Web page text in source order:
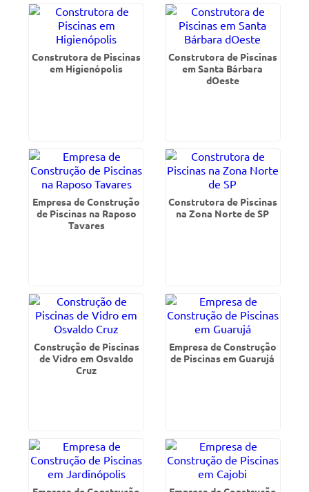
Construtora de Piscinas
em Higienópolis
Construtora de Piscinas
em Santa Bárbara
dOeste
Empresa de Construção
de Piscinas na Raposo
Tavares
Construtora de Piscinas
na Zona Norte de SP
Construção de Piscinas
de Vidro em Osvaldo
Cruz
Empresa de Construção
de Piscinas em Guarujá